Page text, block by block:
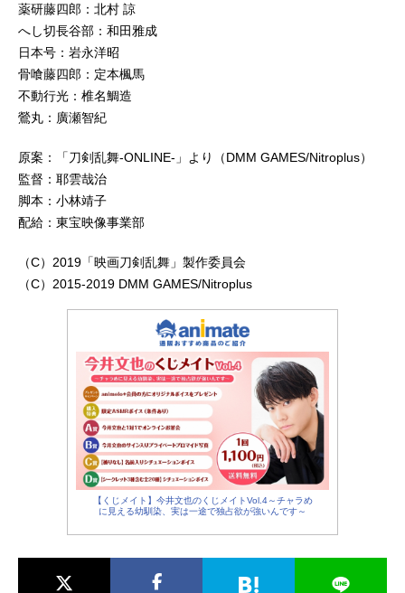
薬研藤四郎：北村 諒
へし切長谷部：和田雅成
日本号：岩永洋昭
骨喰藤四郎：定本楓馬
不動行光：椎名鯛造
鶯丸：廣瀬智紀
原案：「刀剣乱舞-ONLINE-」より（DMM GAMES/Nitroplus）
監督：耶雲哉治
脚本：小林靖子
配給：東宝映像事業部
（C）2019「映画刀剣乱舞」製作委員会
（C）2015-2019 DMM GAMES/Nitroplus
【くじメイト】今井文也のくじメイトVol.4～チャラめ
に見える幼馴染、実は一途で独占欲が強いんです～